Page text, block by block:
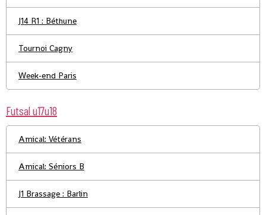
J14 R1 : Béthune
Tournoi Cagny
Week-end Paris
Futsal u17u18
Amical: Vétérans
Amical: Séniors B
J1 Brassage : Barlin